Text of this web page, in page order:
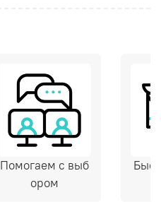
Помогаем с выб
ором